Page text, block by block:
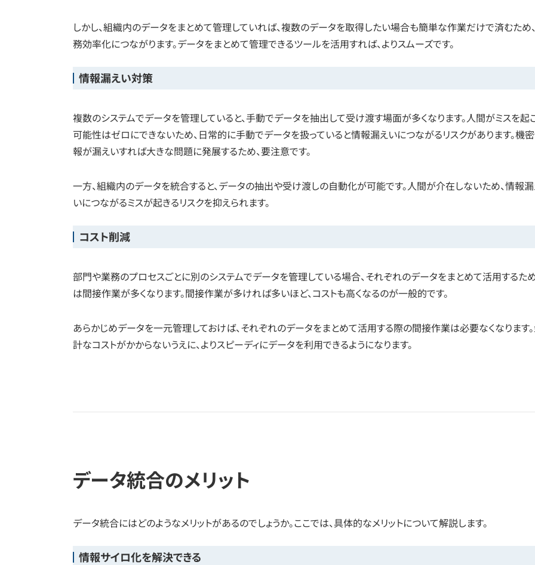
しかし、組織内のデータをまとめて管理していれば、複数のデータを取得したい場合も簡単な作業だけで済むため
務効率化につながります。データをまとめて管理できるツールを活用すれば、よりスムーズです。
情報漏えい対策
複数のシステムでデータを管理していると、手動でデータを抽出して受け渡す場面が多くなります。人間がミスを起
可能性はゼロにできないため、日常的に手動でデータを扱っていると情報漏えいにつながるリスクがあります。機
報が漏えいすれば大きな問題に発展するため、要注意です。
一方、組織内のデータを統合すると、データの抽出や受け渡しの自動化が可能です。人間が介在しないため、情報
いにつながるミスが起きるリスクを抑えられます。
コスト削減
部門や業務のプロセスごとに別のシステムでデータを管理している場合、それぞれのデータをまとめて活用するた
は間接作業が多くなります。間接作業が多ければ多いほど、コストも高くなるのが一般的です。
あらかじめデータを一元管理しておけば、それぞれのデータをまとめて活用する際の間接作業は必要なくなります
計なコストがかからないうえに、よりスピーディにデータを利用できるようになります。
データ統合のメリット
データ統合にはどのようなメリットがあるのでしょうか。ここでは、具体的なメリットについて解説します。
情報サイロ化を解決できる